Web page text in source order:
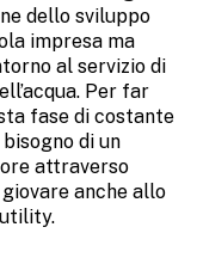
dello sviluppo
impresa ma
al servizio di
Per far
fase di costante
di un
attraverso
anche allo